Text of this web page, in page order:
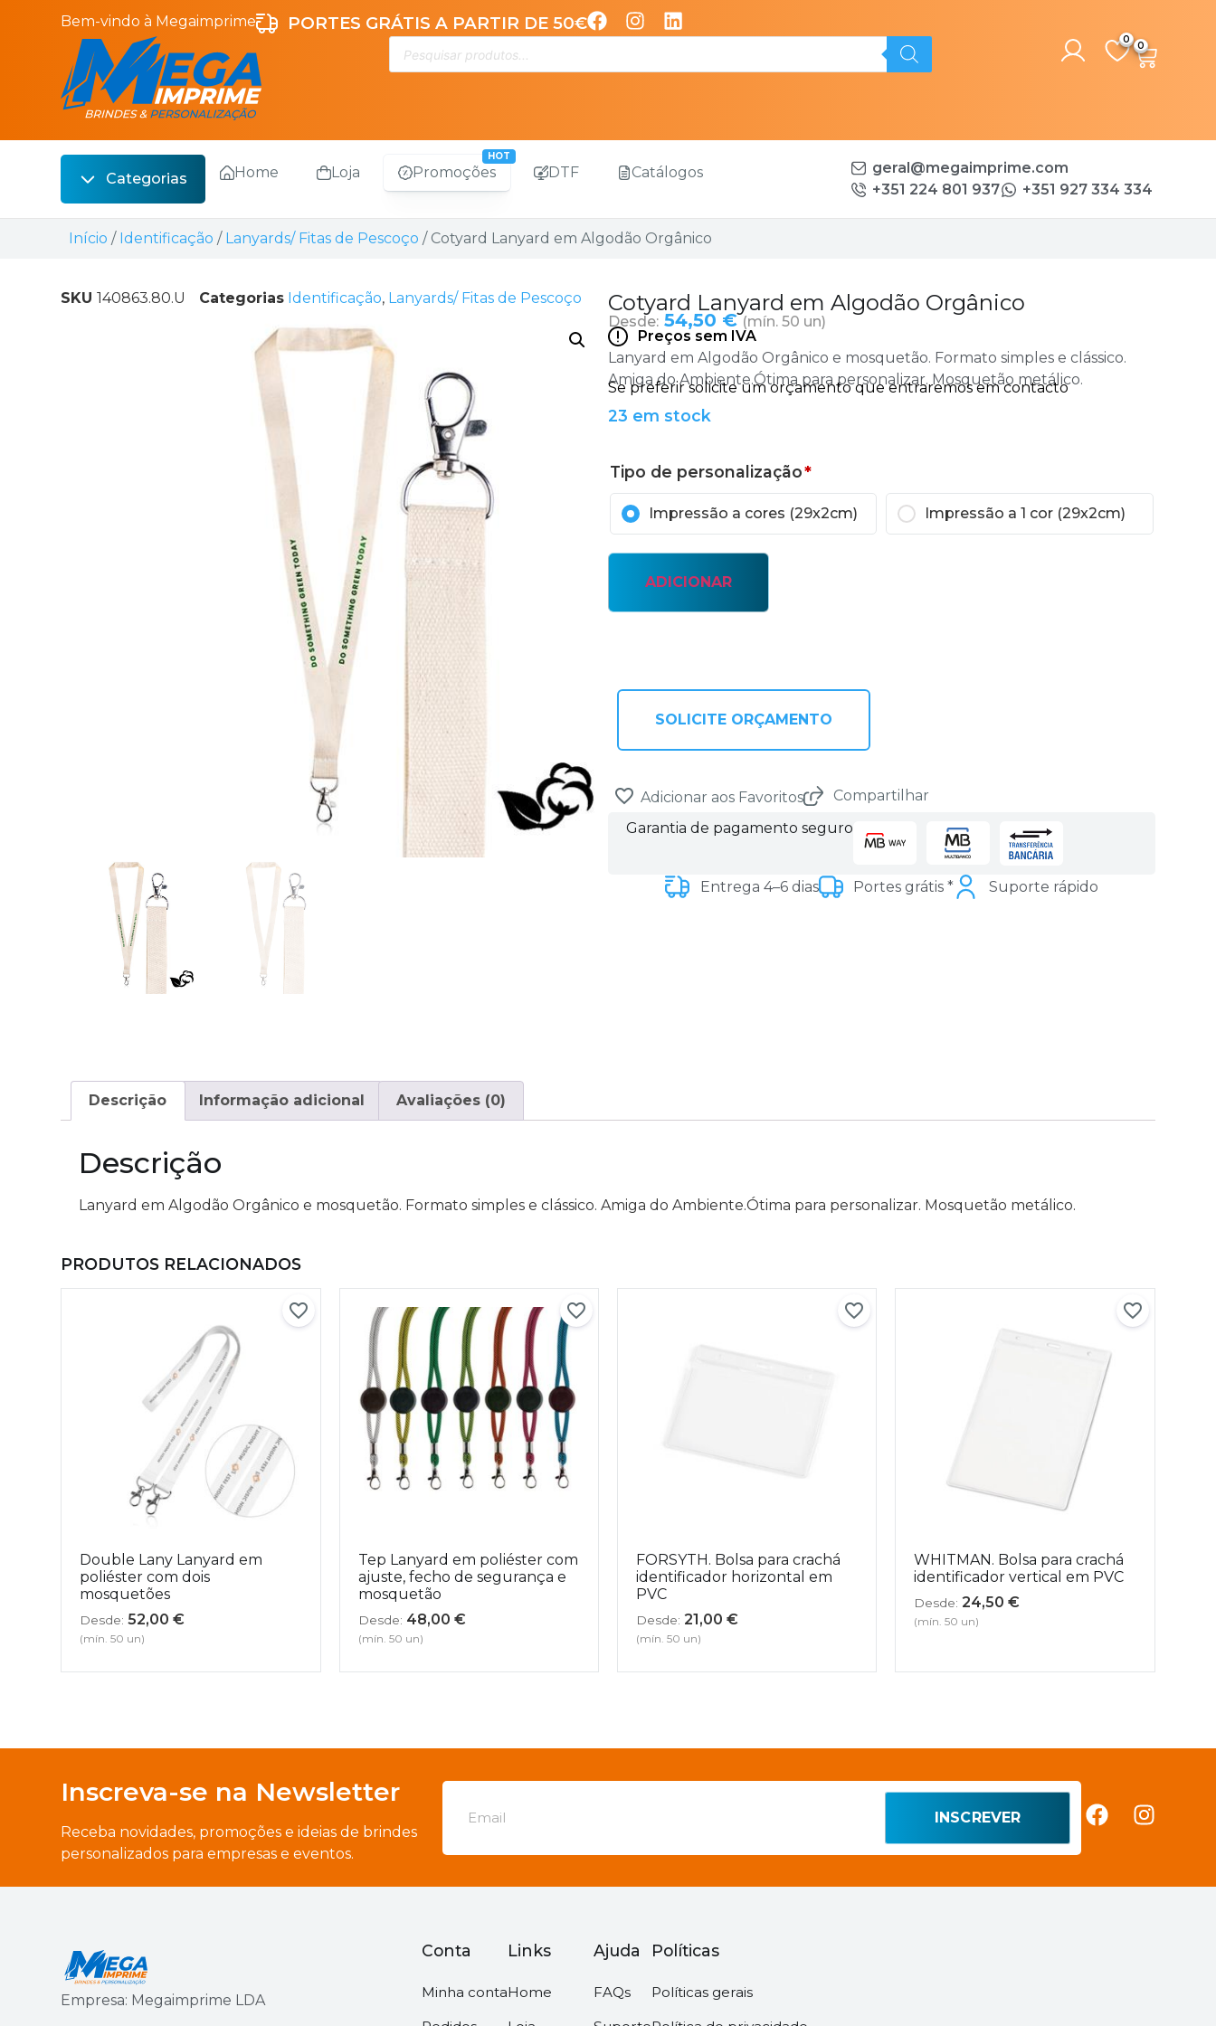
Bem-vindo à Megaimprime PORTES GRÁTIS A PARTIR DE 50€
0
Categorias
Escrita
Bebidas
Sacos
Home Loja Promoções DTF Catálogos
geral@megaimprime.com
+351 224 801 937
+351 927 334 334
Início / Identificação / Lanyards/ Fitas de Pescoço / Cotyard Lanyard em Algodão Orgânico
SKU140863.80.U Categorias Identificação, Lanyards/ Fitas de Pescoço Cotyard Lanyard em Algodão Orgânico
Desde: 54,50 € (mín. 50 un)
Preços sem IVA
Lanyard em Algodão Orgânico e mosquetão. Formato simples e clássico.
Amiga do Ambiente.Ótima para personalizar. Mosquetão metálico.
23 em stock
Tipo de personalização*
Impressão a cores (29x2cm) Impressão a 1 cor (29x2cm)
ADICIONAR
SOLICITE ORÇAMENTO
Adicionar aos Favoritos
Compartilhar
Garantia de pagamento seguro
Entrega 4–6 dias Portes grátis * Suporte rápido
Descrição Informação adicional Avaliações (0)
Descrição
Lanyard em Algodão Orgânico e mosquetão. Formato simples e clássico. Amiga do Ambiente.Ótima para personalizar. Mosquetão metálico.
PRODUTOS RELACIONADOS
Double Lany Lanyard em
poliéster com dois
mosquetões
Desde: 52,00€
(mín. 50 un)
Tep Lanyard em poliéster com
ajuste, fecho de segurança e
mosquetão
Desde: 48,00 €
(mín. 50 un)
FORSYTH. Bolsa para crachá
identificador horizontal em
PVC
Desde: 21,00 €
(mín. 50 un)
WHITMAN. Bolsa para crachá
identificador vertical em PVC
Desde: 24,50€
(mín. 50 un)
Inscreva-se na Newsletter
Receba novidades, promoções e ideias de brindes
personalizados para empresas e eventos.
INSCREVER
Empresa: Megaimprime LDA
Conta
Minha conta
Links
Home
Ajuda
FAQs
Políticas
Políticas gerais